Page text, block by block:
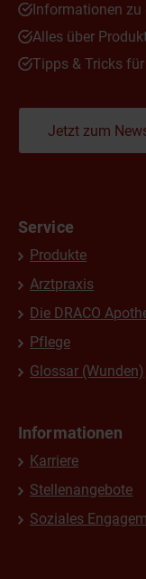
Informationen zu
Alles über
Tipps & Tricks
Jetzt zum
Service
Produkte
Arztpraxis
Die DRACO
Pflege
Glossar (Wunden)
Informationen
Karriere
Stellenangebote
Soziales